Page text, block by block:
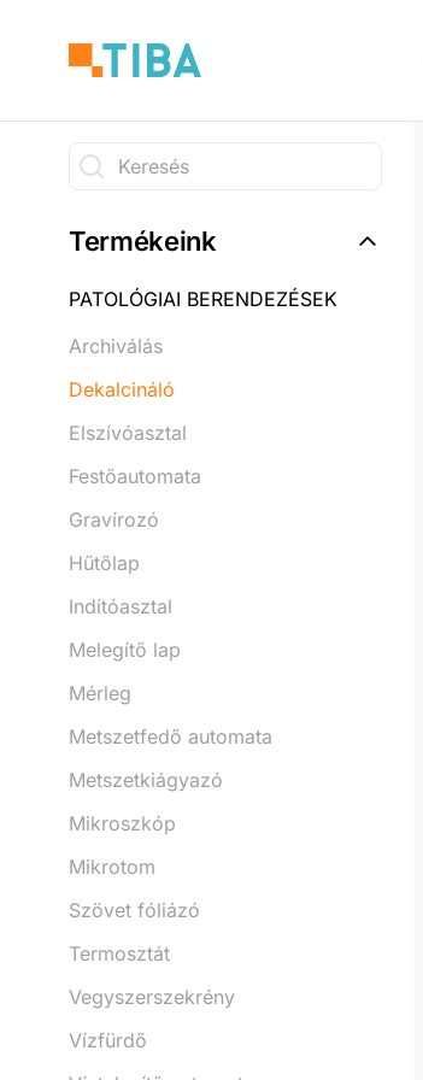
tartalomra
Keresés
Keresés
Termékeink
PATOLÓGIAI BERENDEZÉSEK
Archiválás
Dekalcináló
Elszívóasztal
Festőautomata
Gravírozó
Hűtőlap
Indítóasztal
Melegítő lap
Mérleg
Metszetfedő automata
Metszetkiágyazó
Mikroszkóp
Mikrotom
Szövet fóliázó
Termosztát
Vegyszerszekrény
Vízfürdő